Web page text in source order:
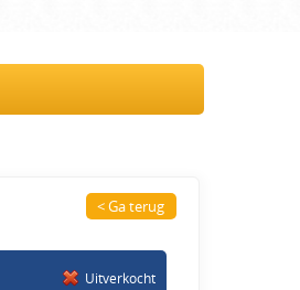
< Ga terug
Uitverkocht